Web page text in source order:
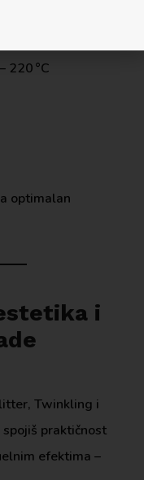
220 °C
optimalan
i
Twinkling i
praktičnost
efektima –